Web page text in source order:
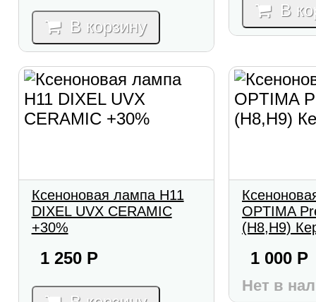
В корзину
В
Ксеноновая лампа H11
DIXEL UVX CERAMIC
+30%
1 250 Р
OPTIMA
(H8,H9)
1 000 Р
Нет в